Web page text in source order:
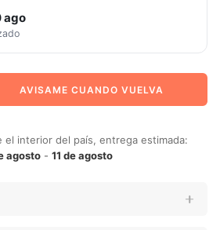
ago
AVISAME CUANDO VUELVA
el interior del país, entrega estimada:
agosto- 11 de agosto